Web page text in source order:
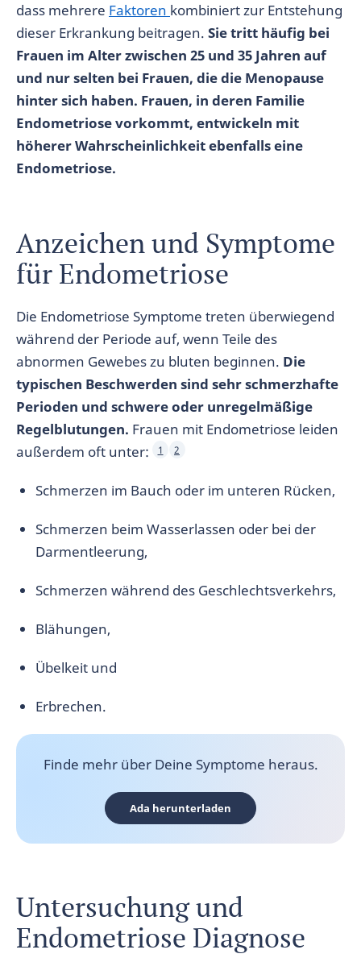
dass mehrere Faktoren kombiniert zur Entstehung
dieser Erkrankung beitragen. Sie tritt häufig bei
Frauen im Alter zwischen 25 und 35 Jahren auf
und nur selten bei Frauen, die die Menopause
hinter sich haben. Frauen, in deren Familie
Endometriose vorkommt, entwickeln mit
höherer Wahrscheinlichkeit ebenfalls eine
Endometriose.
Anzeichen und Symptome
für Endometriose
Die Endometriose Symptome treten überwiegend
während der Periode auf, wenn Teile des
abnormen Gewebes zu bluten beginnen. Die
typischen Beschwerden sind sehr schmerzhafte
Perioden und schwere oder unregelmäßige
Regelblutungen. Frauen mit Endometriose leiden
außerdem oft unter:
1 2
Schmerzen im Bauch oder im unteren Rücken,
Schmerzen beim Wasserlassen oder bei der
Darmentleerung,
Schmerzen während des Geschlechtsverkehrs,
Blähungen,
Übelkeit und
Erbrechen.
Finde mehr über Deine Symptome heraus.
Ada herunterladen
Untersuchung und
Endometriose Diagnose